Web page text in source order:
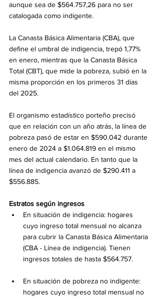
aunque sea de $564.757,26 para no ser
catalogada como indigente.
La Canasta Básica Alimentaria (CBA), que
define el umbral de indigencia, trepó 1,77%
en enero, mientras que la Canasta Básica
Total (CBT), que mide la pobreza, subió en la
misma proporción en los primeros 31 días
del 2025.
El organismo estadístico porteño precisó
que en relación con un año atrás, la línea de
pobreza pasó de estar en $590.042 durante
enero de 2024 a $1.064.819 en el mismo
mes del actual calendario. En tanto que la
línea de indigencia avanzó de $290.411 a
$556.885.
Estratos según ingresos
En situación de indigencia: hogares
cuyo ingreso total mensual no alcanza
para cubrir la Canasta Básica Alimentaria
(CBA - Línea de indigencia). Tienen
ingresos totales de hasta $564.757.
En situación de pobreza no indigente:
hogares cuyo ingreso total mensual no